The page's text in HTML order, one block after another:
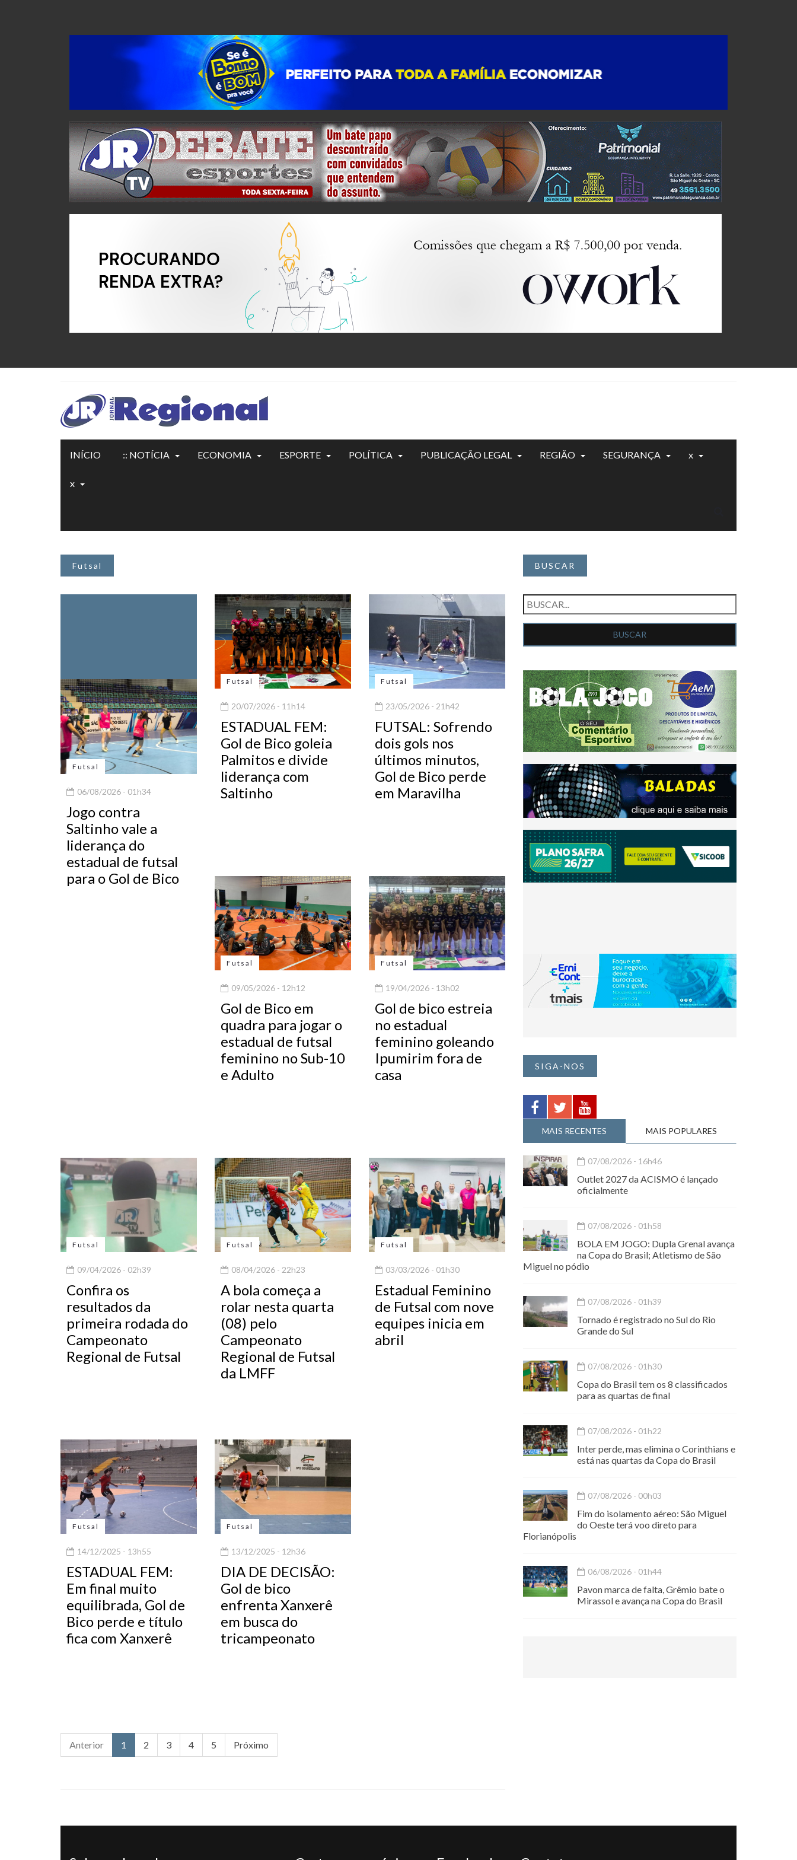
INÍCIO :: NOTÍCIA ECONOMIA ESPORTE POLÍTICA PUBLICAÇÃO LEGAL REGIÃO SEGURANÇA x
x
Futsal
Futsal
06/08/2026 - 01h34
Jogo contra
Saltinho vale a
liderança do
estadual de futsal
para o Gol de Bico
Futsal
20/07/2026 - 11h14
ESTADUAL FEM:
Gol de Bico goleia
Palmitos e divide
liderança com
Saltinho
Futsal
23/05/2026 - 21h42
FUTSAL: Sofrendo
dois gols nos
últimos minutos,
Gol de Bico perde
em Maravilha
Futsal
09/05/2026 - 12h12
Gol de Bico em
quadra para jogar o
estadual de futsal
feminino no Sub-10
e Adulto
Futsal
19/04/2026 - 13h02
Gol de bico estreia
no estadual
feminino goleando
Ipumirim fora de
casa
Futsal
09/04/2026 - 02h39
Confira os
resultados da
primeira rodada do
Campeonato
Regional de Futsal
Futsal
08/04/2026 - 22h23
A bola começa a
rolar nesta quarta
(08) pelo
Campeonato
Regional de Futsal
da LMFF
Futsal
03/03/2026 - 01h30
Estadual Feminino
de Futsal com nove
equipes inicia em
abril
Futsal
14/12/2025 - 13h55
ESTADUAL FEM:
Em final muito
equilibrada, Gol de
Bico perde e título
fica com Xanxerê
Futsal
13/12/2025 - 12h36
DIA DE DECISÃO:
Gol de bico
enfrenta Xanxerê
em busca do
tricampeonato
Anterior 1 2 3 4 5 Próximo
BUSCAR
SIGA-NOS
MAIS RECENTES MAIS POPULARES
07/08/2026 - 16h46
Outlet 2027 da ACISMO é lançado
oficialmente
07/08/2026 - 01h58
BOLA EM JOGO: Dupla Grenal avança
na Copa do Brasil; Atletismo de São
Miguel no pódio
07/08/2026 - 01h39
Tornado é registrado no Sul do Rio
Grande do Sul
07/08/2026 - 01h30
Copa do Brasil tem os 8 classificados
para as quartas de final
07/08/2026 - 01h22
Inter perde, mas elimina o Corinthians e
está nas quartas da Copa do Brasil
07/08/2026 - 00h03
Fim do isolamento aéreo: São Miguel
do Oeste terá voo direto para
Florianópolis
06/08/2026 - 01h44
Pavon marca de falta, Grêmio bate o
Mirassol e avança na Copa do Brasil